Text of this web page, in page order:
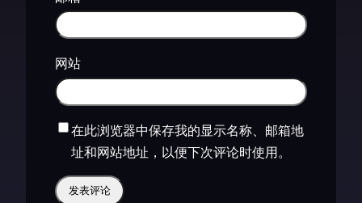
网站
在此浏览器中保存我的显示名称、邮箱地
址和网站地址，以便下次评论时使用。